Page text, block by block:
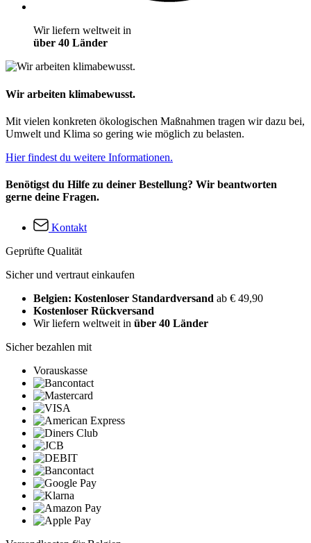
Wir liefern weltweit in
über 40 Länder
Wir arbeiten klimabewusst.
Mit vielen konkreten ökologischen Maßnahmen tragen wir dazu bei,
Umwelt und Klima so gering wie möglich zu belasten.
Hier findest du weitere Informationen.
Benötigst du Hilfe zu deiner Bestellung? Wir beantworten
gerne deine Fragen.
Kontakt
Geprüfte Qualität
Sicher und vertraut einkaufen
Belgien: Kostenloser Standardversand ab € 49,90
Kostenloser Rückversand
Wir liefern weltweit in über 40 Länder
Sicher bezahlen mit
Vorauskasse